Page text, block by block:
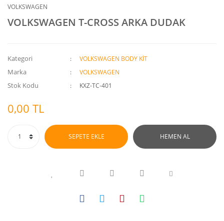
VOLKSWAGEN
VOLKSWAGEN T-CROSS ARKA DUDAK
Kategori VOLKSWAGEN BODY KİT
Marka VOLKSWAGEN
Stok Kodu KXZ-TC-401
0,00 TL
SEPETE EKLE HEMEN AL